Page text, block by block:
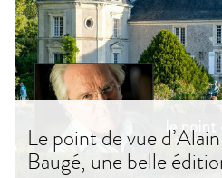
Le point de vue
Baugé, une belle